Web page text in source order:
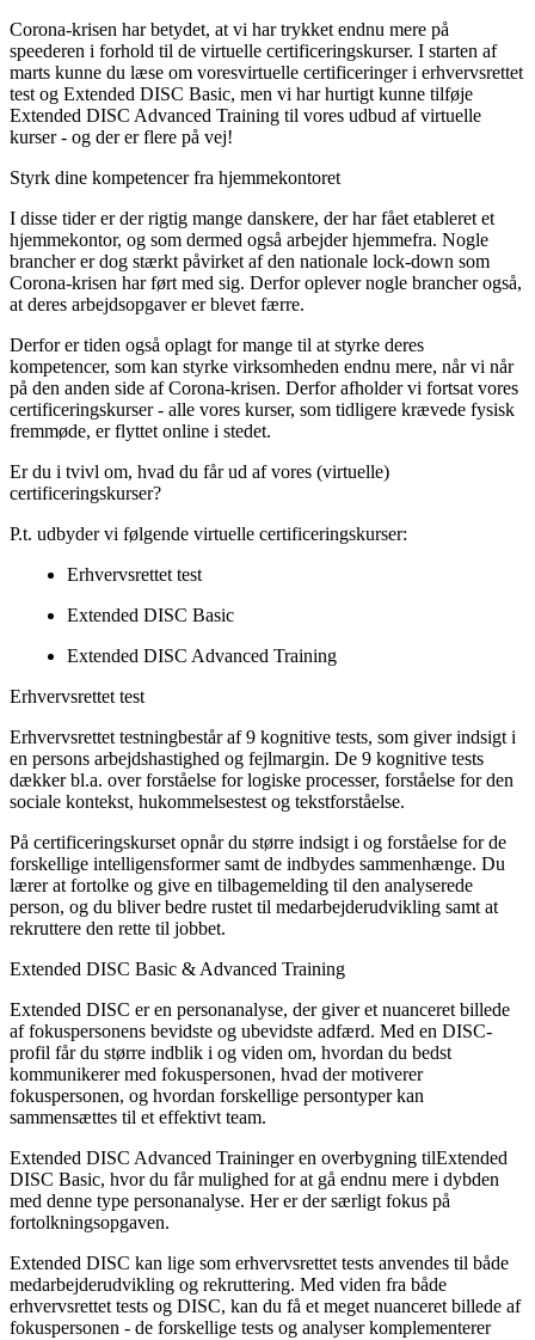
Corona-krisen har betydet, at vi har trykket endnu mere på
speederen i forhold til de virtuelle certificeringskurser. I starten af
marts kunne du læse om voresvirtuelle certificeringer i erhvervsrettet
test og Extended DISC Basic, men vi har hurtigt kunne tilføje
Extended DISC Advanced Training til vores udbud af virtuelle
kurser - og der er flere på vej!
Styrk dine kompetencer fra hjemmekontoret
I disse tider er der rigtig mange danskere, der har fået etableret et
hjemmekontor, og som dermed også arbejder hjemmefra. Nogle
brancher er dog stærkt påvirket af den nationale lock-down som
Corona-krisen har ført med sig. Derfor oplever nogle brancher også,
at deres arbejdsopgaver er blevet færre.
Derfor er tiden også oplagt for mange til at styrke deres
kompetencer, som kan styrke virksomheden endnu mere, når vi når
på den anden side af Corona-krisen. Derfor afholder vi fortsat vores
certificeringskurser - alle vores kurser, som tidligere krævede fysisk
fremmøde, er flyttet online i stedet.
Er du i tvivl om, hvad du får ud af vores (virtuelle)
certificeringskurser?
P.t. udbyder vi følgende virtuelle certificeringskurser:
Erhvervsrettet test
Extended DISC Basic
Extended DISC Advanced Training
Erhvervsrettet test
Erhvervsrettet testningbestår af 9 kognitive tests, som giver indsigt i
en persons arbejdshastighed og fejlmargin. De 9 kognitive tests
dækker bl.a. over forståelse for logiske processer, forståelse for den
sociale kontekst, hukommelsestest og tekstforståelse.
På certificeringskurset opnår du større indsigt i og forståelse for de
forskellige intelligensformer samt de indbydes sammenhænge. Du
lærer at fortolke og give en tilbagemelding til den analyserede
person, og du bliver bedre rustet til medarbejderudvikling samt at
rekruttere den rette til jobbet.
Extended DISC Basic & Advanced Training
Extended DISC er en personanalyse, der giver et nuanceret billede
af fokuspersonens bevidste og ubevidste adfærd. Med en DISC-
profil får du større indblik i og viden om, hvordan du bedst
kommunikerer med fokuspersonen, hvad der motiverer
fokuspersonen, og hvordan forskellige persontyper kan
sammensættes til et effektivt team.
Extended DISC Advanced Traininger en overbygning tilExtended
DISC Basic, hvor du får mulighed for at gå endnu mere i dybden
med denne type personanalyse. Her er der særligt fokus på
fortolkningsopgaven.
Extended DISC kan lige som erhvervsrettet tests anvendes til både
medarbejderudvikling og rekruttering. Med viden fra både
erhvervsrettet tests og DISC, kan du få et meget nuanceret billede af
fokuspersonen - de forskellige tests og analyser komplementerer